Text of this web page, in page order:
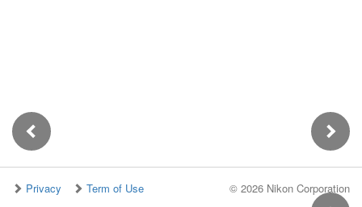
Privacy Term of Use © 2026 Nikon Corporation